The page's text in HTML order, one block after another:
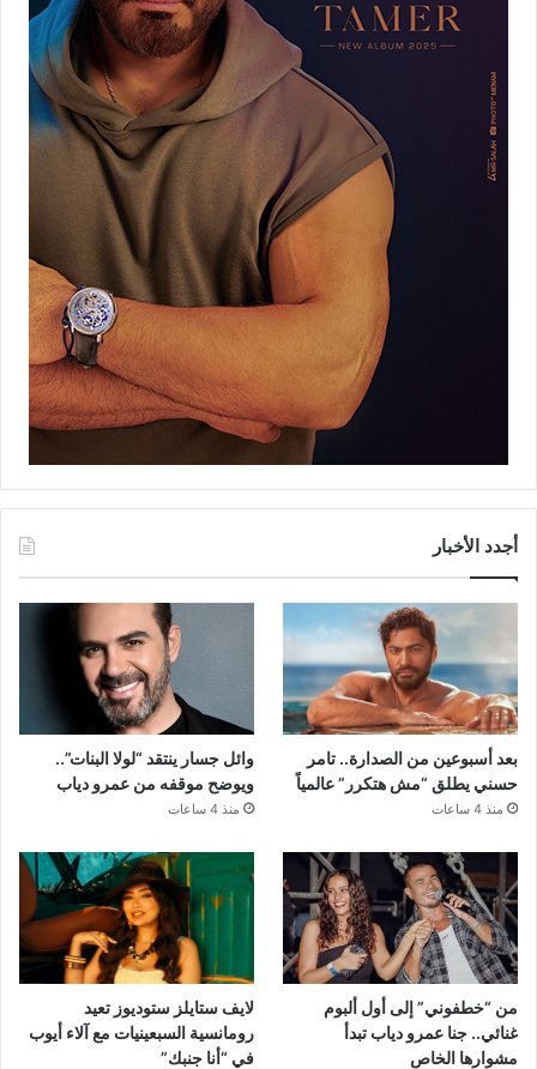
أجدد الأخبار
بعد أسبوعين من الصدارة.. تامر
حسني يطلق “مش هتكرر” عالمياً
منذ 4 ساعات
وائل جسار ينتقد “لولا البنات”..
ويوضح موقفه من عمرو دياب
منذ 4 ساعات
من “خطفوني” إلى أول ألبوم
غنائي.. جنا عمرو دياب تبدأ
مشوارها الخاص
لايف ستايلز ستوديوز تعيد
رومانسية السبعينيات مع آلاء أيوب
في “أنا جنبك”